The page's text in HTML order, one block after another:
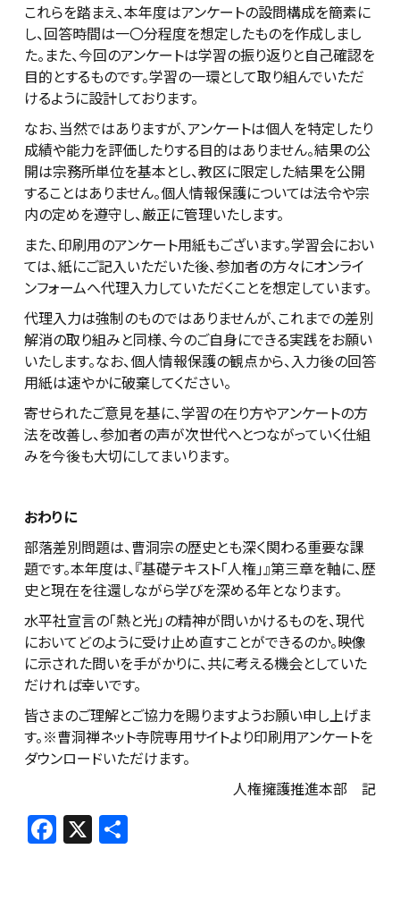
これらを踏まえ、本年度はアンケートの設問構成を簡素に
し、回答時間は一〇分程度を想定したものを作成しまし
た。また、今回のアンケートは学習の振り返りと自己確認を
目的とするものです。学習の一環として取り組んでいただ
けるように設計しております。
なお、当然ではありますが、アンケートは個人を特定したり
成績や能力を評価したりする目的はありません。結果の公
開は宗務所単位を基本とし、教区に限定した結果を公開
することはありません。個人情報保護については法令や宗
内の定めを遵守し、厳正に管理いたします。
また、印刷用のアンケート用紙もございます。学習会におい
ては、紙にご記入いただいた後、参加者の方々にオンライ
ンフォームへ代理入力していただくことを想定しています。
代理入力は強制のものではありませんが、これまでの差別
解消の取り組みと同様、今のご自身にできる実践をお願い
いたします。なお、個人情報保護の観点から、入力後の回答
用紙は速やかに破棄してください。
寄せられたご意見を基に、学習の在り方やアンケートの方
法を改善し、参加者の声が次世代へとつながっていく仕組
みを今後も大切にしてまいります。
おわりに
部落差別問題は、曹洞宗の歴史とも深く関わる重要な課
題です。本年度は、『基礎テキスト「人権」』第三章を軸に、歴
史と現在を往還しながら学びを深める年となります。
水平社宣言の「熱と光」の精神が問いかけるものを、現代
においてどのように受け止め直すことができるのか。映像
に示された問いを手がかりに、共に考える機会としていた
だければ幸いです。
皆さまのご理解とご協力を賜りますようお願い申し上げま
す。※曹洞禅ネット寺院専用サイトより印刷用アンケートを
ダウンロードいただけます。
人権擁護推進本部 記
F
a
X 共